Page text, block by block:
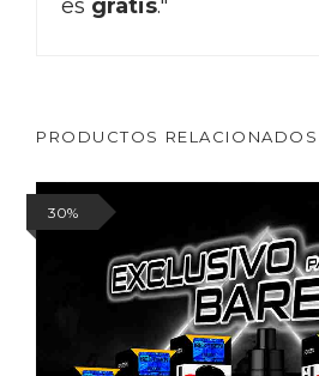
es gratis."
PRODUCTOS RELACIONADOS
30%